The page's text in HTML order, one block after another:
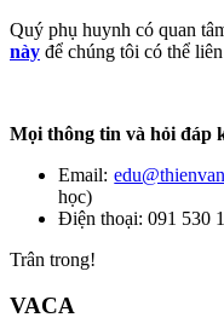
Quý phụ huynh có quan
này để chúng tôi có thể
Mọi thông tin và hỏi đáp
Email:
học)
Điện thoại: 091 530
Trân trong!
VACA